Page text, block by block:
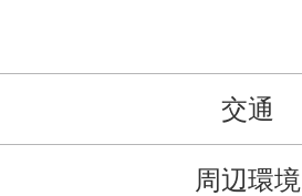
交通
周辺環境